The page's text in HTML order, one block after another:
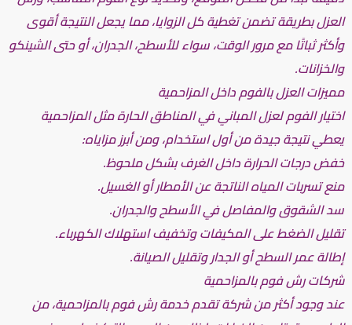
العزل بطريقة تضمن تغطية كل الزوايا، مما يجعل النتيجة أقوى
وأكثر ثباتًا مع مرور الوقت، سواء للأسطح، الجدران، أو حتى الشينكو
والخزانات.
مميزات العزل بالفوم داخل المزاحمية
اختيار الفوم لعزل المباني في المناطق الحارة مثل المزاحمية
يعطي نتيجة جيدة من أول استخدام، ومن أبرز مزاياه:
خفض درجات الحرارة داخل الغرف بشكل ملحوظ.
منع تسربات المياه الناتجة عن الأمطار أو الغسيل.
سد الشقوق والمفاصل في الأسطح والجدران.
تقليل الضغط على المكيفات وتخفيف استهلاك الكهرباء.
إطالة عمر السطح أو الجدار وتقليل الصيانة.
شركات رش فوم بالمزاحمية
عند وجود أكثر من شركة تقدم خدمة رش فوم بالمزاحمية، من